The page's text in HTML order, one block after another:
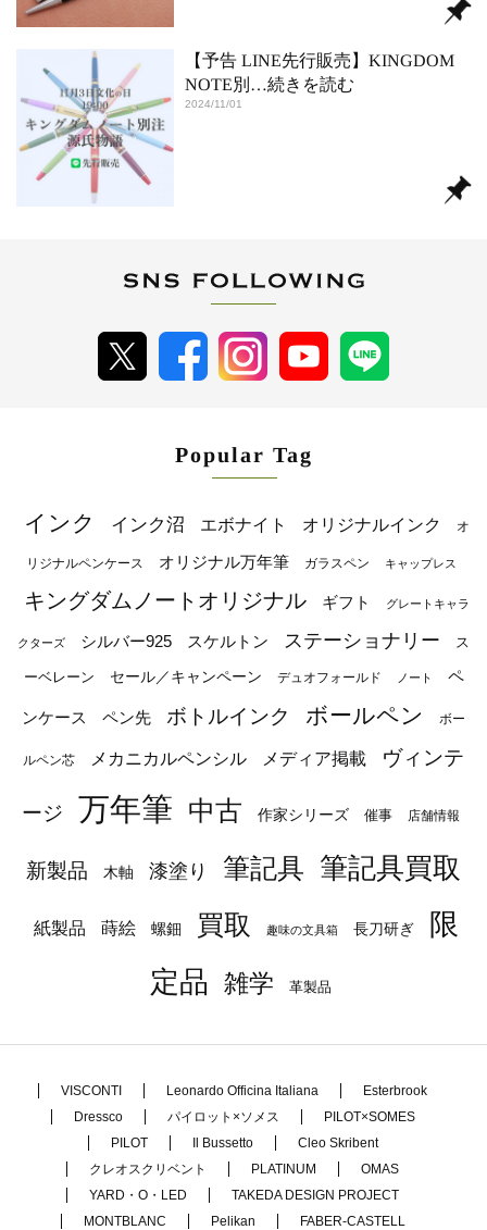
【予告 LINE先行販売】KINGDOM
NOTE別 …続きを読む
2024/11/01
Popular Tag
インク インク沼 エボナイト オリジナルインク オ
リジナルペンケース オリジナル万年筆 ガラスペン キャップレス
キングダムノートオリジナル ギフト グレートキャラ
クターズ シルバー925 スケルトン ステーショナリー ス
ーベレーン セール／キャンペーン デュオフォールド ノート ペ
ンケース ペン先 ボトルインク ボールペン ボー
ルペン芯 メカニカルペンシル メディア掲載 ヴィンテ
ージ 万年筆 中古 作家シリーズ 催事 店舗情報
新製品 木軸 漆塗り 筆記具 筆記具買取
紙製品 蒔絵 螺鈿 買取 趣味の文具箱 長刀研ぎ
限
定品
雑学 革製品
VISCONTI Leonardo Officina Italiana
Esterbrook
Dressco
パイロット×ソメス
PILOT×SOMES
PILOT
Il Bussetto
Cleo Skribent
クレオスクリベント
PLATINUM
OMAS
YARD・O・LED
TAKEDA DESIGN PROJECT
MONTBLANC
Pelikan
FABER-CASTELL